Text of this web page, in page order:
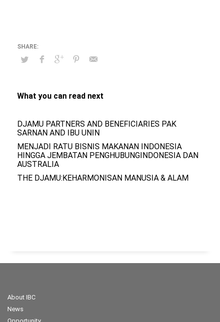
What you can read next
DJAMU PARTNERS AND BENEFICIARIES PAK
SARNAN AND IBU UNIN
MENJADI RATU BISNIS MAKANAN INDONESIA
HINGGA JEMBATAN PENGHUBUNGINDONESIA DAN
AUSTRALIA
THE DJAMU:KEHARMONISAN MANUSIA & ALAM
About IBC
News